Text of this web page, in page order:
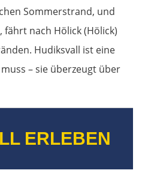
Sommerstrand, und
nach Hölick (Hölick)
Hudiksvall ist eine
– sie überzeugt über
ERLEBEN